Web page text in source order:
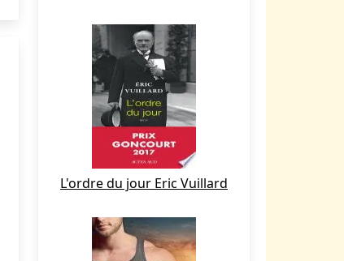
L'ordre du jour Eric Vuillard